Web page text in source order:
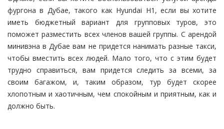
фургона в Дубае, такого как Hyundai H1, если вы хотите
иметь бюджетный вариант для групповых туров, это
поможет разместить всех членов вашей группы. С арендой
минивэна в Дубае вам не придется нанимать разные такси,
чтобы вместить всех людей. Мало того, что с этим будет
трудно справиться, вам придется следить за всеми, за
своим багажом, и, таким образом, тур будет скорее
хлопотным и хаотичным, чем спокойным и приятным, как и
должно быть.